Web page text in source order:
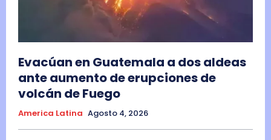
Evacúan en Guatemala a dos aldeas
ante aumento de erupciones de
volcán de Fuego
America Latina Agosto 4, 2026